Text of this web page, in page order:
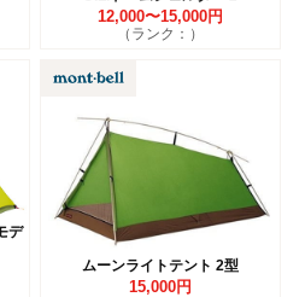
12,000〜15,000円
（ランク：）
デ
ムーンライトテント 2型
15,000円